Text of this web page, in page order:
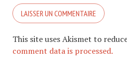
This site uses Akismet to
comment data is processed.